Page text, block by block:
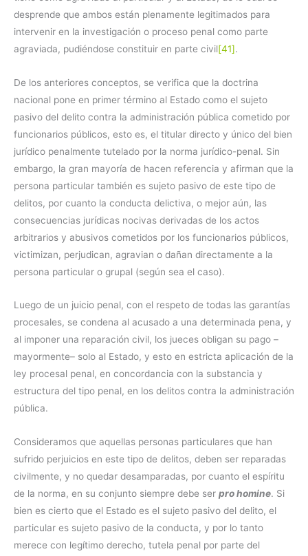
desprende que ambos están plenamente legitimados para
intervenir en la investigación o proceso penal como parte
agraviada, pudiéndose constituir en parte civil[41].
De los anteriores conceptos, se verifica que la doctrina
nacional pone en primer término al Estado como el sujeto
pasivo del delito contra la administración pública cometido por
funcionarios públicos, esto es, el titular directo y único del bien
jurídico penalmente tutelado por la norma jurídico-penal. Sin
embargo, la gran mayoría de hacen referencia y afirman que la
persona particular también es sujeto pasivo de este tipo de
delitos, por cuanto la conducta delictiva, o mejor aún, las
consecuencias jurídicas nocivas derivadas de los actos
arbitrarios y abusivos cometidos por los funcionarios públicos,
victimizan, perjudican, agravian o dañan directamente a la
persona particular o grupal (según sea el caso).
Luego de un juicio penal, con el respeto de todas las garantías
procesales, se condena al acusado a una determinada pena, y
al imponer una reparación civil, los jueces obligan su pago –
mayormente– solo al Estado, y esto en estricta aplicación de la
ley procesal penal, en concordancia con la substancia y
estructura del tipo penal, en los delitos contra la administración
pública.
Consideramos que aquellas personas particulares que han
sufrido perjuicios en este tipo de delitos, deben ser reparadas
civilmente, y no quedar desamparadas, por cuanto el espíritu
de la norma, en su conjunto siempre debe ser pro homine. Si
bien es cierto que el Estado es el sujeto pasivo del delito, el
particular es sujeto pasivo de la conducta, y por lo tanto
merece con legítimo derecho, tutela penal por parte del